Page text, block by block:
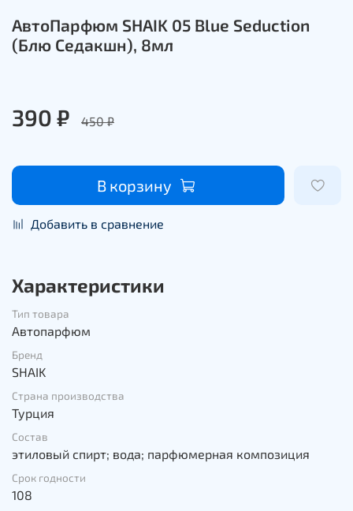
АвтоПарфюм SHAIK 05 Blue Seduction
(Блю Седакшн), 8мл
390 ₽ 450 ₽
В корзину
Добавить в сравнение
Характеристики
Тип товара
Автопарфюм
Бренд
SHAIK
Страна производства
Турция
Состав
этиловый спирт; вода; парфюмерная композиция
Срок годности
108